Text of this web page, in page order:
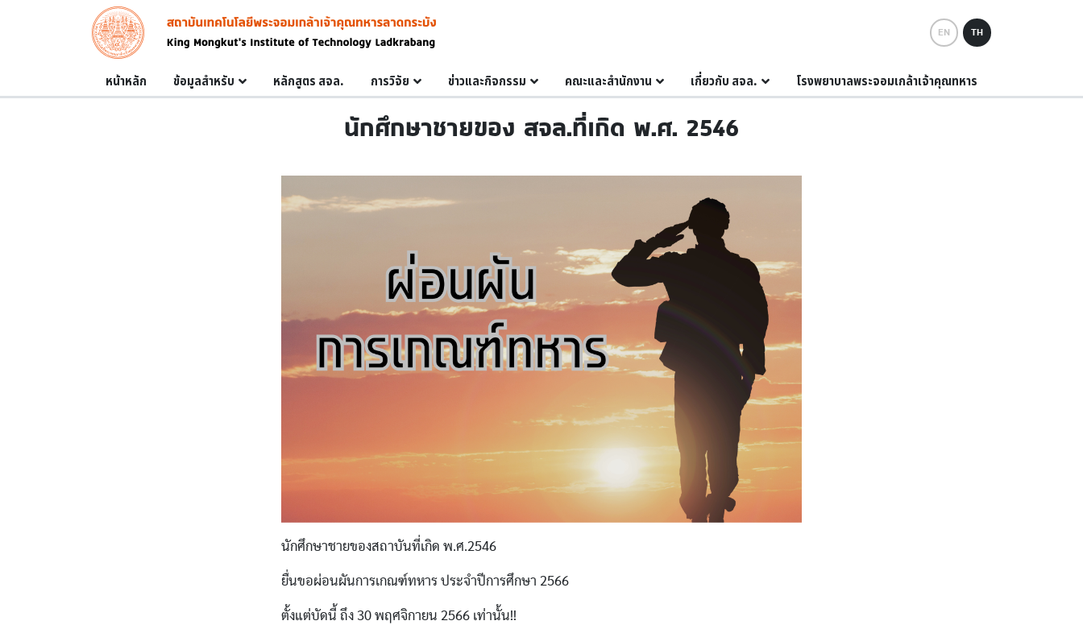
Skip to main content
Image
EN TH
Main navigation
หน้าหลัก ข้อมูลสำหรับ หลักสูตร สจล. การวิจัย ข่าวและกิจกรรม คณะและสำนักงาน เกี่ยวกับ สจล. โรงพยาบาลพระจอมเกล้าเจ้าคุณทหาร
นักศึกษาชายของ สจล.ที่เกิด พ.ศ. 2546
นักศึกษาชายของสถาบันที่เกิด พ.ศ.2546
ยื่นขอผ่อนผันการเกณฑ์ทหาร ประจำปีการศึกษา 2566
ตั้งแต่บัดนี้ ถึง 30 พฤศจิกายน 2566 เท่านั้น!!